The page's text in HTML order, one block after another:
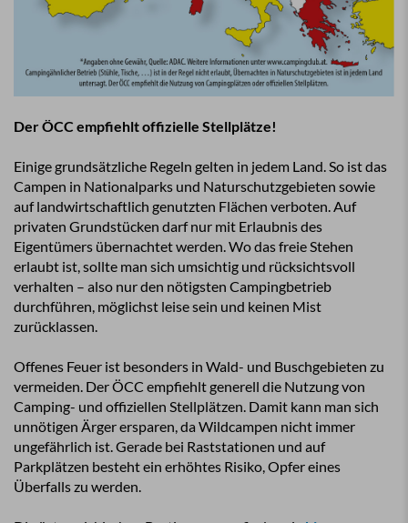
Der ÖCC empfiehlt offizielle Stellplätze!
Einige grundsätzliche Regeln gelten in jedem Land. So ist das
Campen in Nationalparks und Naturschutzgebieten sowie
auf landwirtschaftlich genutzten Flächen verboten. Auf
privaten Grundstücken darf nur mit Erlaubnis des
Eigentümers übernachtet werden. Wo das freie Stehen
erlaubt ist, sollte man sich umsichtig und rücksichtsvoll
verhalten – also nur den nötigsten Campingbetrieb
durchführen, möglichst leise sein und keinen Mist
zurücklassen.
Offenes Feuer ist besonders in Wald- und Buschgebieten zu
vermeiden. Der ÖCC empfiehlt generell die Nutzung von
Camping- und offiziellen Stellplätzen. Damit kann man sich
unnötigen Ärger ersparen, da Wildcampen nicht immer
ungefährlich ist. Gerade bei Raststationen und auf
Parkplätzen besteht ein erhöhtes Risiko, Opfer eines
Überfalls zu werden.